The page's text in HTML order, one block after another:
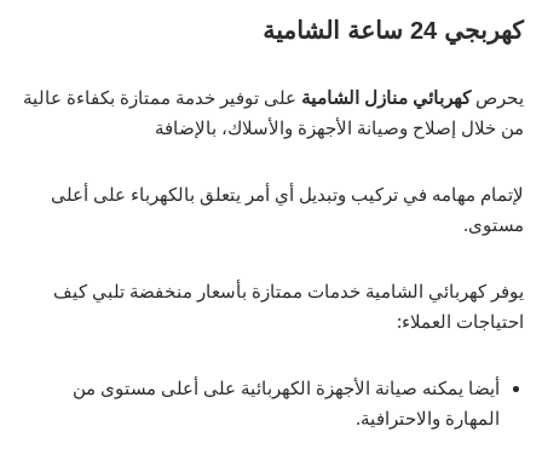
كهربجي 24 ساعة الشامية
يحرص كهربائي منازل الشامية على توفير خدمة ممتازة بكفاءة عالية
من خلال إصلاح وصيانة الأجهزة والأسلاك، بالإضافة
لإتمام مهامه في تركيب وتبديل أي أمر يتعلق بالكهرباء على أعلى
مستوى.
يوفر كهربائي الشامية خدمات ممتازة بأسعار منخفضة تلبي كيف
احتياجات العملاء:
أيضا يمكنه صيانة الأجهزة الكهربائية على أعلى مستوى من
المهارة والاحترافية.